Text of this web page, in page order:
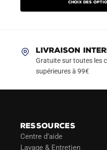
Choix des
a
Les
options
peuvent
page
du
LIVRAISON
Gratuite sur toutes les
supérieures à 99€
RESSOURCES
Centre d’aide
Lavage & Entretien